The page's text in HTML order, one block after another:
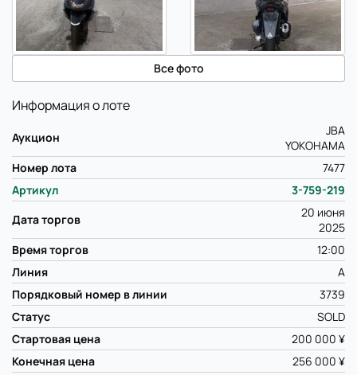
Все фото
Информация о лоте
Аукцион
JBA
YOKOHAMA
Номер лота
7477
Артикул
3-759-219
Дата торгов
20 июня
2025
Время торгов
12:00
Линия
A
Порядковый номер в линии
3739
Статус
SOLD
Стартовая цена
200 000 ¥
Конечная цена
256 000 ¥